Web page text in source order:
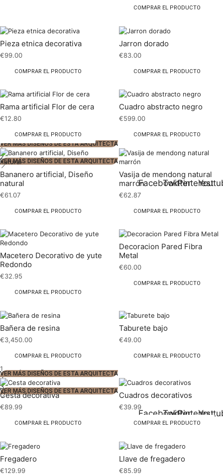
COMPRAR EL PRODUCTO
Pieza etnica decorativa
€99.00
COMPRAR EL PRODUCTO
Jarron dorado
€83.00
COMPRAR EL PRODUCTO
Rama artificial Flor de cera
€12.80
COMPRAR EL PRODUCTO
Cuadro abstracto negro
€599.00
COMPRAR EL PRODUCTO
1
2
FacebookTwitterPinterest
VER MÁS DISEÑOS DE ESTA ARQUITECTA
VER MÁS DISEÑOS DE ESTA ARQUITECTA
Bananero artificial, Diseño
natural
€61.07
COMPRAR EL PRODUCTO
Vasija de mendong natural
marrón
€62.87
COMPRAR EL PRODUCTO
Macetero Decorativo de yute
Redondo
€32.95
COMPRAR EL PRODUCTO
Decoracion Pared Fibra
Metal
€60.00
COMPRAR EL PRODUCTO
Bañera de resina
€3,450.00
COMPRAR EL PRODUCTO
Taburete bajo
€49.00
COMPRAR EL PRODUCTO
1
2
3
FacebookTwitterPinterest
VER MÁS DISEÑOS DE ESTA ARQUITECTA
VER MÁS DISEÑOS DE ESTA ARQUITECTA
Cesta decorativa
€89.99
COMPRAR EL PRODUCTO
Cuadros decorativos
€39.99
COMPRAR EL PRODUCTO
Fregadero
€129.99
Llave de fregadero
€85.99